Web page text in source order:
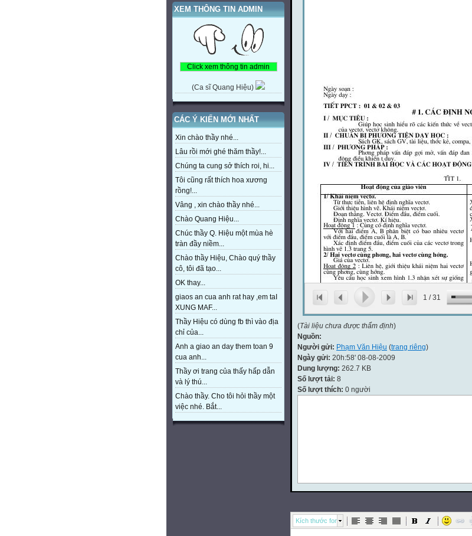
XEM THÔNG TIN ADMIN
(Ca sĩ Quang Hiệu)
CÁC Ý KIẾN MỚI NHẤT
Xin chào thầy nhé...
Lâu rồi mới ghé thăm thầy!...
Chúng ta cung sở thích roi, hi...
Tôi cũng rất thích hoa xương
rồng!...
Vâng , xin chào thầy nhé...
Chào Quang Hiệu...
Chúc thầy Q. Hiệu một mùa hè
tràn đầy niềm...
Chào thầy Hiệu, Chào quý thầy
cô, tôi đã tạo...
OK thay...
giaos an cua anh rat hay ,em taI
XUNG MAF...
Thầy Hiệu có dùng fb thì vào địa
chỉ của...
Anh a giao an day them toan 9
cua anh...
Thầy ơi trang của thấy hấp dẫn
và lý thú...
Chào thầy. Cho tôi hỏi thầy một
việc nhé. Bắt...
1 /31
(Tài liệu chưa được thẩm định)
Nguồn:
Người gửi: Phạm Văn Hiệu (trang riêng)
Ngày gửi: 20h:58' 08-08-2009
Dung lượng: 262.7 KB
Số lượt tải: 8
Số lượt thích: 0 người
Kích thước font